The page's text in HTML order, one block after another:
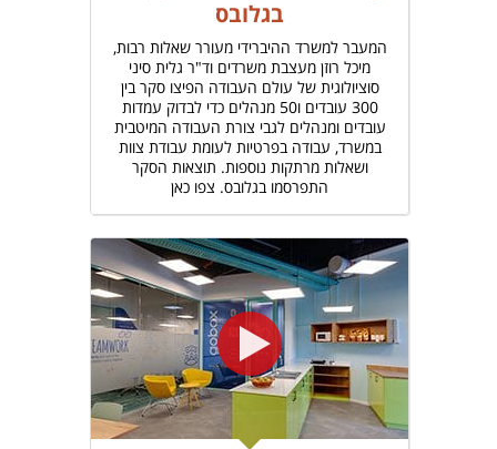
בגלובס
המעבר למשרד ההיברידי מעורר שאלות רבות,
מיכל רוזן מעצבת משרדים וד"ר גלית סיני
סוציולוגית של עולם העבודה הפיצו סקר בין
300 עובדים ו50 מנהלים כדי לבדוק עמדות
עובדים ומנהלים לגבי צורת העבודה המיטבית
במשרד, עבודה בפרטיות לעומת עבודת צוות
ושאלות מרתקות נוספות. תוצאות הסקר
התפרסמו בגלובס. צפו כאן